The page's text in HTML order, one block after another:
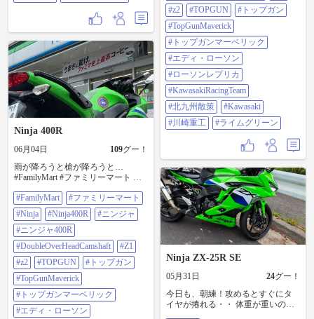
ソンレプリカ #KawasakiRacingTeam
#北九州散策 #Kawasaki #川崎重工 #
ライムグリーン
#z2 #TOPGUN
#トップガン
#TopGunMaverick
#トップガンマーベリック
#エディ・ローソン
#ローソンレプリカ
#KawasakiRacingTeam
#北九州散策
#Kawasaki
#川崎重工
#ライムグリーン
Ninja 400R
06月04日 109グー！
雨が降ろうと槍が降ろうと…
#FamilyMart #ファミリーマート っ
#Ninja #Ninja400R #ニンジャ #ニン
ジャ400R #DoubleOverHeadCamshaft
#Z1 #z2 #TOPGUN #トップガン
#TopGunMaverick #トップガンマー
ベリック #エディ・ローソン #ロー
ソンレプリカ #KawasakiRacingTeam
#北九州散策 #Kawasaki #川崎重工 #
ライムグリーン
#FamilyMart
#ファミリーマート
#Ninja
#Ninja400R
#ニンジャ
#ニンジャ400R
#DoubleOverHeadCamshaft
#Z1
#z2
#TOPGUN
#トップガン
#TopGunMaverick
#トップガンマーベリック
#エディ・ローソン
Ninja ZX-25R SE
05月31日 24グー！
今日も、朝練！攻めるとすぐにタ
イヤが捲れる・・ 体重が重いので